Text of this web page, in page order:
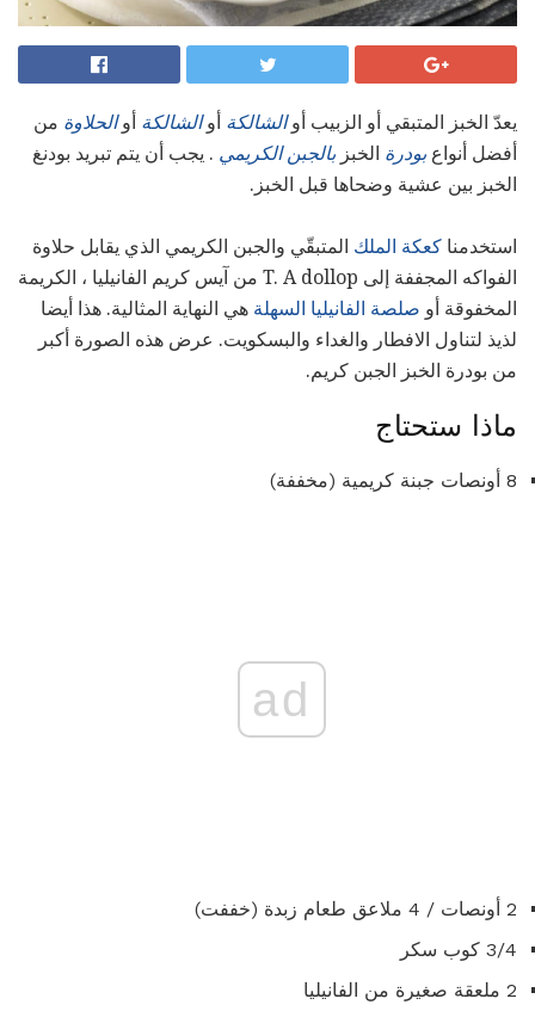
يعدّ الخبز المتبقي أو الزبيب أوالشالكة أوالشالكة أوالحلاوة من
أفضل أنواع بودرة الخبز بالجبن الكريمي . يجب أن يتم تبريد بودنغ
الخبز بين عشية وضحاها قبل الخبز.
استخدمنا كعكة الملك المتبقّي والجبن الكريمي الذي يقابل حلاوة
الفواكه المجففة إلى T. A dollop من آيس كريم الفانيليا ، الكريمة
المخفوقة أو صلصة الفانيليا السهلة هي النهاية المثالية. هذا أيضا
لذيذ لتناول الافطار والغداء والبسكويت. عرض هذه الصورة أكبر
من بودرة الخبز الجبن كريم.
ماذا ستحتاج
8 أونصات جبنة كريمية (مخففة)
ad
2 أونصات / 4 ملاعق طعام زبدة (خففت)
3/4 كوب سكر
2 ملعقة صغيرة من الفانيليا